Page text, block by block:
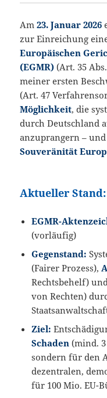
Am23. Januar 2026
zur Einreichung
Europäischen
(EGMR) (Art. 35
meiner ersten
(Art. 47
Möglichkeit, die
durch Deutschland
anzuprangern –
Souveränität
Aktueller Stand:
EGMR-
(vorläufig)
Gegenstand:
(Fairer Prozess),
Rechtsbehelf) und
von Rechten)
Ziel:
Schaden (mind.
sondern für den
dezentralen,
für 100 Mio. EU-